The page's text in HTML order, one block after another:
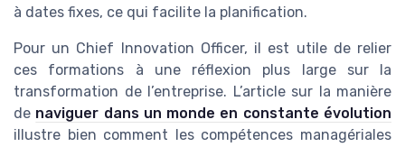
à dates fixes, ce qui facilite la planification.
Pour un Chief Innovation Officer, il est utile de relier
ces formations à une réflexion plus large sur la
transformation de l’entreprise. L’article sur la manière
de naviguer dans un monde en constante évolution
illustre bien comment les compétences managériales